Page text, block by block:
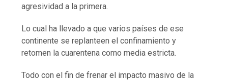
agresividad a la primera.
Lo cual ha llevado a que varios países de ese
continente se replanteen el confinamiento y
retomen la cuarentena como media estricta.
Todo con el fin de frenar el impacto masivo de la